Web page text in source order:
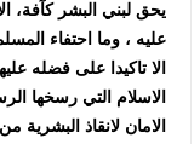
يحق لبني البشر كآفة،
عليه ، وما احتفاء
الا تاكيدا على فضله
الاسلام التي رسخها
الامان لانقاذ البشرية